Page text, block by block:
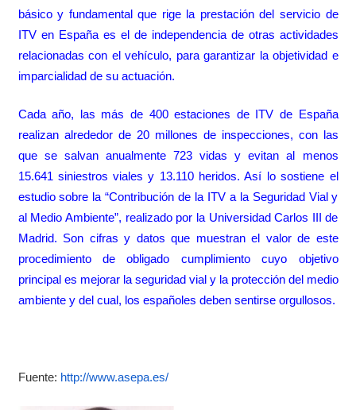
básico y fundamental que rige la prestación del servicio de
ITV en España es el de independencia de otras actividades
relacionadas con el vehículo, para garantizar la objetividad e
imparcialidad de su actuación.
Cada año, las más de 400 estaciones de ITV de España
realizan alrededor de 20 millones de inspecciones, con las
que se salvan anualmente 723 vidas y evitan al menos
15.641 siniestros viales y 13.110 heridos. Así lo sostiene el
estudio sobre la “Contribución de la ITV a la Seguridad Vial y
al Medio Ambiente”, realizado por la Universidad Carlos III de
Madrid. Son cifras y datos que muestran el valor de este
procedimiento de obligado cumplimiento cuyo objetivo
principal es mejorar la seguridad vial y la protección del medio
ambiente y del cual, los españoles deben sentirse orgullosos.
Fuente: http://www.asepa.es/